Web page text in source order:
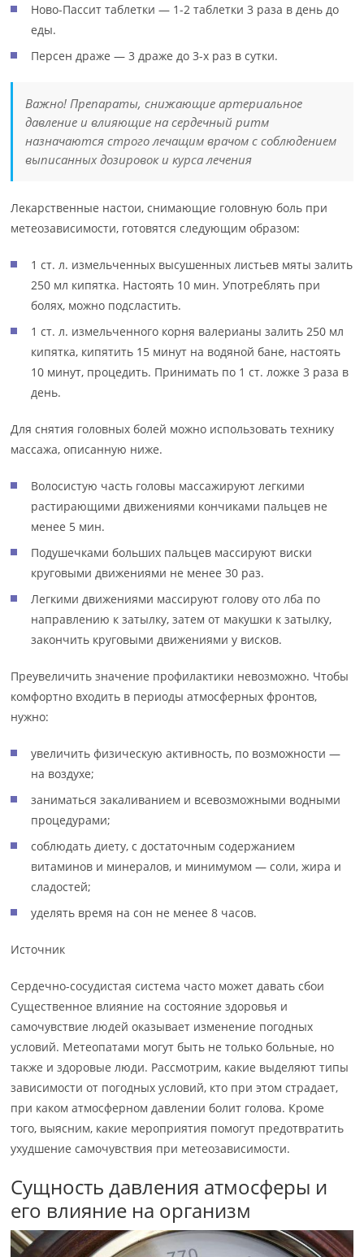
Ново-Пассит таблетки — 1-2 таблетки 3 раза в день до
еды.
Персен драже — 3 драже до 3-х раз в сутки.
Важно! Препараты, снижающие артериальное
давление и влияющие на сердечный ритм
назначаются строго лечащим врачом с соблюдением
выписанных дозировок и курса лечения
Лекарственные настои, снимающие головную боль при
метеозависимости, готовятся следующим образом:
1 ст. л. измельченных высушенных листьев мяты залить
250 мл кипятка. Настоять 10 мин. Употреблять при
болях, можно подсластить.
1 ст. л. измельченного корня валерианы залить 250 мл
кипятка, кипятить 15 минут на водяной бане, настоять
10 минут, процедить. Принимать по 1 ст. ложке 3 раза в
день.
Для снятия головных болей можно использовать технику
массажа, описанную ниже.
Волосистую часть головы массажируют легкими
растирающими движениями кончиками пальцев не
менее 5 мин.
Подушечками больших пальцев массируют виски
круговыми движениями не менее 30 раз.
Легкими движениями массируют голову ото лба по
направлению к затылку, затем от макушки к затылку,
закончить круговыми движениями у висков.
Преувеличить значение профилактики невозможно. Чтобы
комфортно входить в периоды атмосферных фронтов,
нужно:
увеличить физическую активность, по возможности —
на воздухе;
заниматься закаливанием и всевозможными водными
процедурами;
соблюдать диету, с достаточным содержанием
витаминов и минералов, и минимумом — соли, жира и
сладостей;
уделять время на сон не менее 8 часов.
Источник
Сердечно-сосудистая система часто может давать сбои
Существенное влияние на состояние здоровья и
самочувствие людей оказывает изменение погодных
условий. Метеопатами могут быть не только больные, но
также и здоровые люди. Рассмотрим, какие выделяют типы
зависимости от погодных условий, кто при этом страдает,
при каком атмосферном давлении болит голова. Кроме
того, выясним, какие мероприятия помогут предотвратить
ухудшение самочувствия при метеозависимости.
Сущность давления атмосферы и
его влияние на организм